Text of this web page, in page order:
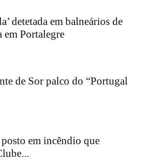
detetada em balneários de
em Portalegre
de Sor palco do “Portugal
em incêndio que